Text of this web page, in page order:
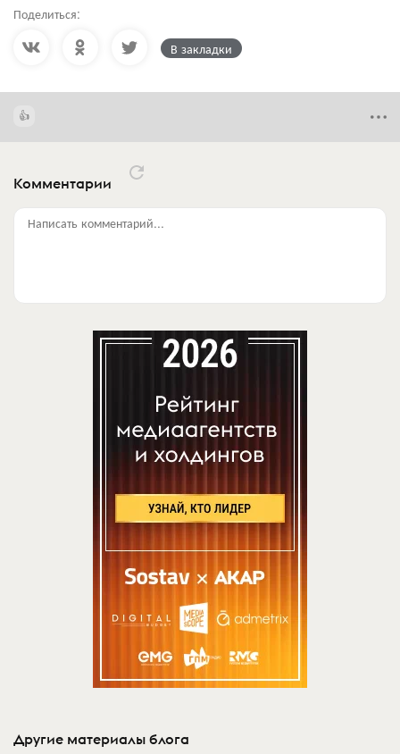
Поделиться:
В закладки
Комментарии
Написать комментарий...
Другие материалы блога